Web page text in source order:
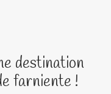
destination
farniente !